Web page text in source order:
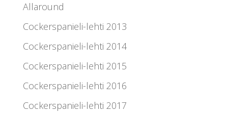
Allaround
Cockerspanieli-lehti 2013
Cockerspanieli-lehti 2014
Cockerspanieli-lehti 2015
Cockerspanieli-lehti 2016
Cockerspanieli-lehti 2017